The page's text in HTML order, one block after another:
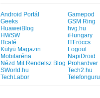
Android Portál
Gamepod
Geeks
GSM Ring
HuaweiBlog
hvg.hu
HWSW
iHungary
ITcafé
ITFröccs
Kütyü Magazin
Logout
Mobilaréna
NapiDroid
Nézd Mit Rendelsz Blog Prohardver
SWorld.hu
Tech2.hu
TechLabor
Telefonguru